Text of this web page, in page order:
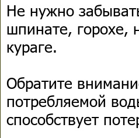
Не нужно
шпинате, горохе,
кураге.
Обратите
потребляемой
способствует